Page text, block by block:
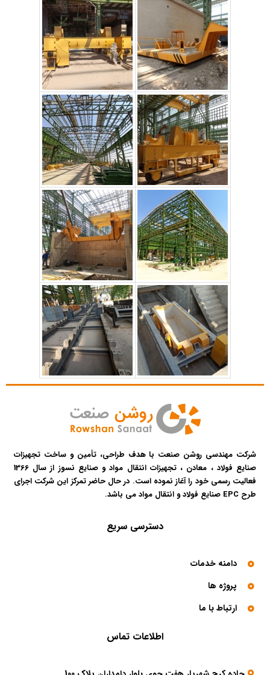
شرکت مهندسی روشن صنعت با هدف طراحی، تأمین و ساخت تجهیزات
صنایع فولاد ، معادن ، تجهیزات انتقال مواد و صنایع نسوز از سال 1366
فعالیت رسمی خود را آغاز نموده است. در حال حاضر تمرکز این شرکت اجرای
طرح EPC صنایع فولاد و انتقال مواد می باشد.​
دسترسی سریع
دامنه خدمات
پروژه ها
ارتباط با ما
اطلاعات تماس